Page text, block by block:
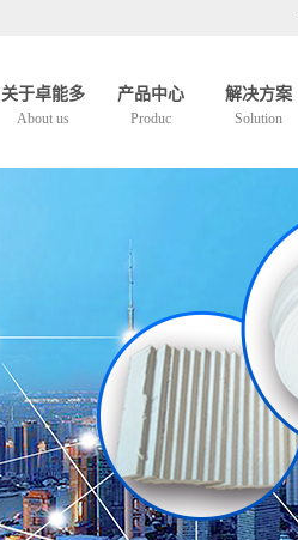
关于卓能多
About us
产品中心
Produc
解决方案
Solution